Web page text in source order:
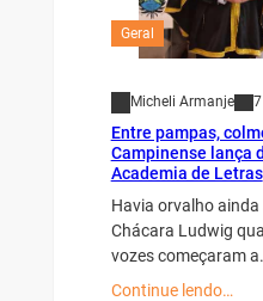
Geral
Micheli Armanje
Entre pampas,
Campinense lança
Academia de Letras
Havia orvalho
Chácara Ludwig
vozes começaram
Continue lendo…